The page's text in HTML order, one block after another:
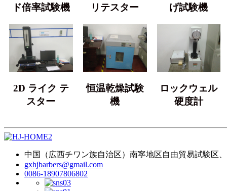
ド倍率試験機
リテスター
げ試験機
2D ライク テ
スター
恒温乾燥試験
機
ロックウェル
硬度計
中国（広西チワン族自治区）南寧地区自由貿易試験区
gxhjbarbers@gmail.com
0086-18907806802